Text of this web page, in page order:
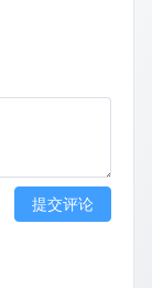
提交评论